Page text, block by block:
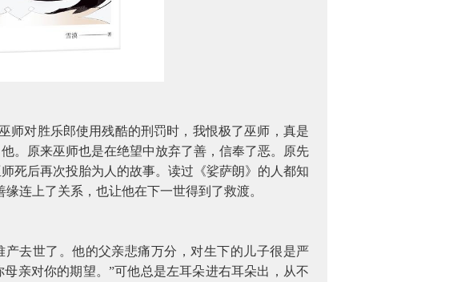
师对胜乐郎使用残酷的刑罚时，我恨极了巫师，真是
。原来巫师也是在绝望中放弃了善，信奉了恶。原先
师死后再次投胎为人的故事。读过《娑萨朗》的人都知
连上了关系，也让他在下一世得到了救渡。
去世了。他的父亲悲痛万分，对生下的儿子很是严
亲对你的期望。”可他总是左耳朵进右耳朵出，从不